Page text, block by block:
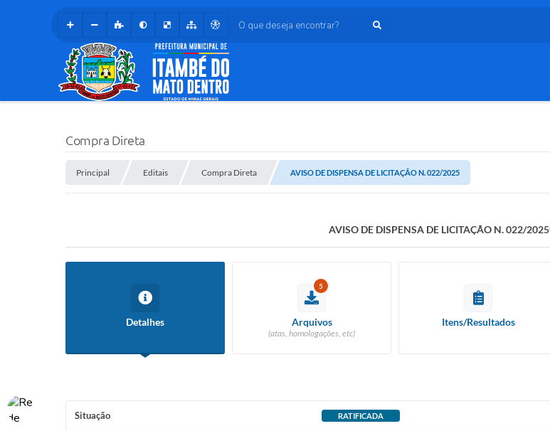
O que deseja encontrar?
Compra Direta
Principal Editais Compra Direta AVISO DE DISPENSA DE LICITAÇÃO N. 022/2025
AVISO DE DISPENSA DE LICITAÇÃO N. 022/2025
Detalhes
5
Arquivos
(atas, homologações, etc)
Itens/Resultados
Situação RATIFICADA